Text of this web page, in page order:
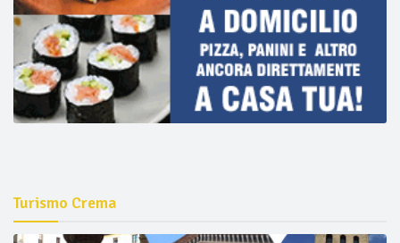
Turismo Crema